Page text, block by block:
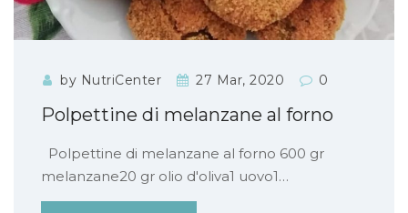
by NutriCenter 27 Mar, 2020 0
Polpettine di melanzane al forno
Polpettine di melanzane al forno 600 gr
melanzane20 gr olio d'oliva1 uovo1…